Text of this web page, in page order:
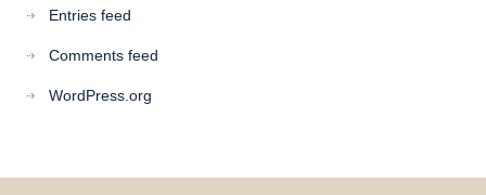
Entries feed
Comments feed
WordPress.org